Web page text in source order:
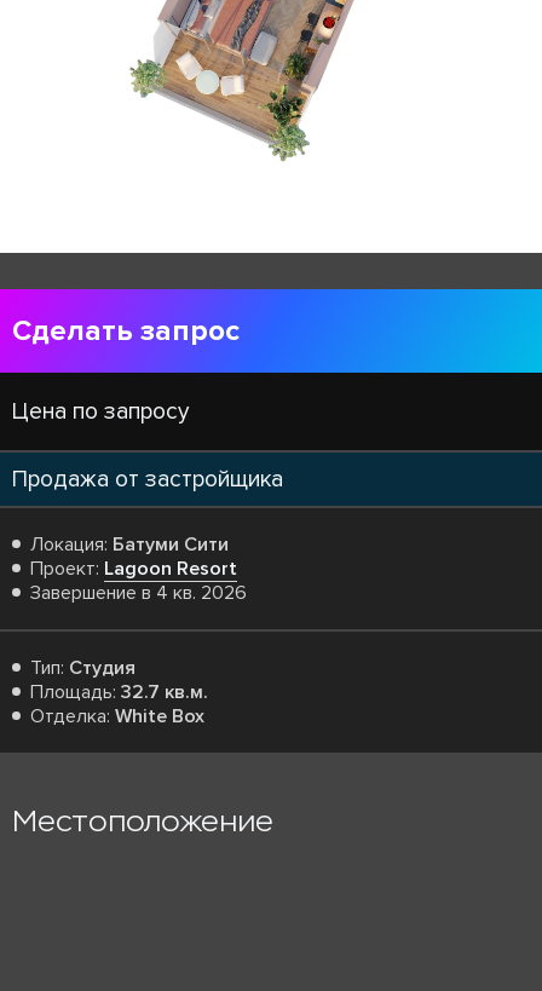
Сделать запрос
Цена по запросу
Продажа от застройщика
Локация: Батуми Сити
Проект: Lagoon Resort
Завершение в 4 кв. 2026
Тип: Студия
Площадь: 32.7 кв.м.
Отделка: White Box
Местоположение